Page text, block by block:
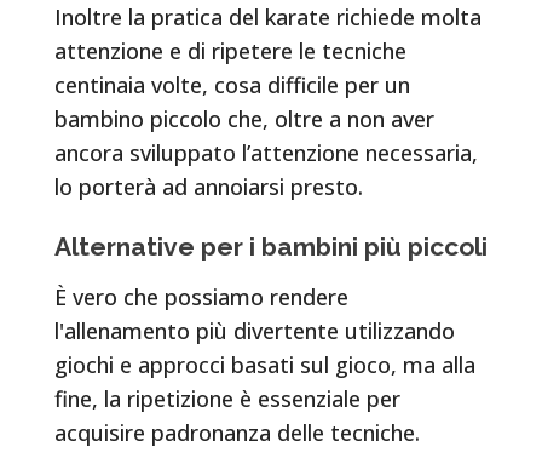
Inoltre la pratica del karate richiede molta
attenzione e di ripetere le tecniche
centinaia volte, cosa difficile per un
bambino piccolo che, oltre a non aver
ancora sviluppato l’attenzione necessaria,
lo porterà ad annoiarsi presto.
Alternative per i bambini più piccoli
È vero che possiamo rendere
l'allenamento più divertente utilizzando
giochi e approcci basati sul gioco, ma alla
fine, la ripetizione è essenziale per
acquisire padronanza delle tecniche.